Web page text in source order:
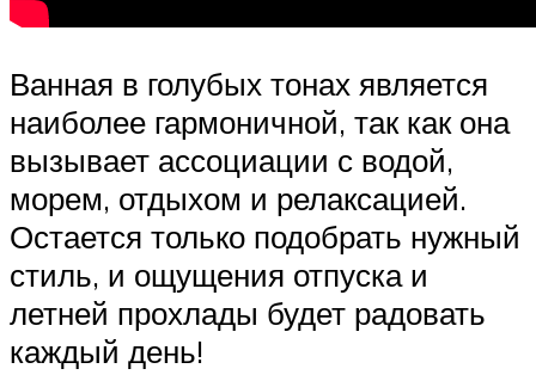
Ванная в голубых тонах является
наиболее гармоничной, так как она
вызывает ассоциации с водой,
морем, отдыхом и релаксацией.
Остается только подобрать нужный
стиль, и ощущения отпуска и
летней прохлады будет радовать
каждый день!